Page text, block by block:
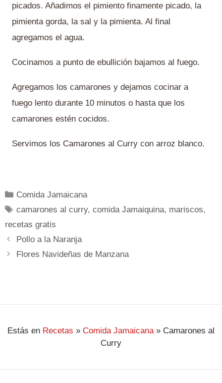
picados. Añadimos el pimiento finamente picado, la
pimienta gorda, la sal y la pimienta. Al final
agregamos el agua.
Cocinamos a punto de ebullición bajamos al fuego.
Agregamos los camarones y dejamos cocinar a
fuego lento durante 10 minutos o hasta que los
camarones estén cocidos.
Servimos los Camarones al Curry con arroz blanco.
Comida Jamaicana
camarones al curry,comida Jamaiquina, mariscos,
recetas gratis
Pollo a la Naranja
Flores Navideñas de Manzana
Estás en Recetas » Comida Jamaicana » Camarones al
Curry